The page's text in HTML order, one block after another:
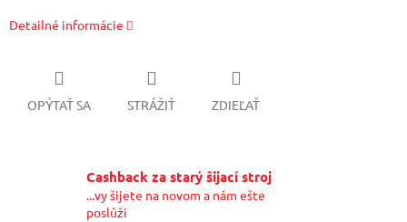
Detailné informácie
OPÝTAŤ SA STRÁŽIŤ ZDIEĽAŤ
Cashback za starý šijací stroj
...vy šijete na novom a nám ešte
poslúži